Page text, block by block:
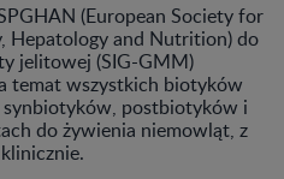
(European Society for
Hepatology and Nutrition) do
jelitowej (SIG-GMM)
temat wszystkich biotyków
postbiotyków i
do żywienia niemowląt, z